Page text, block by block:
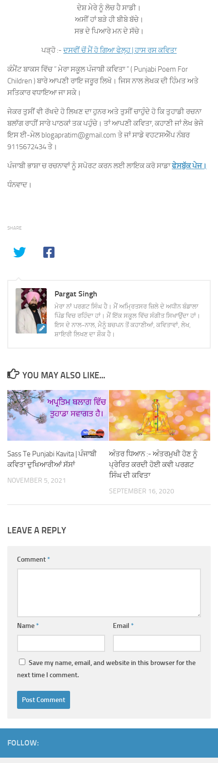
ਦੇਸ਼ ਮੇਰੇ ਨੂੰ ਲੋਚ ਹੈ ਸਾਡੀ।
ਅਸੀਂ ਹਾਂ ਬੜੇ ਹੀ ਬੀਬੇ ਬੱਚੇ।
ਸਭ ਦੇ ਪਿਆਰੇ ਮਨ ਦੇ ਸੱਚੇ।
ਪੜ੍ਹੋ :- ਦਸਵੀਂ ਚੋਂ ਮੈਂ ਹੋ ਗਿਆ ਫੇਲ੍ਹ | ਹਾਸ ਰਸ ਕਵਿਤਾ
ਕੰਮੈਂਟ ਬਾਕਸ ਵਿੱਚ ” ਮੇਰਾ ਸਕੂਲ ਪੰਜਾਬੀ ਕਵਿਤਾ ” ( Punjabi Poem For
Children ) ਬਾਰੇ ਆਪਣੀ ਰਾਇ ਜਰੂਰ ਲਿਖੋ। ਜਿਸ ਨਾਲ ਲੇਖਕ ਦੀ ਹਿੰਮਤ ਅਤੇ
ਸਤਿਕਾਰ ਵਧਾਇਆ ਜਾ ਸਕੇ।
ਜੇਕਰ ਤੁਸੀਂ ਵੀ ਰੱਖਦੇ ਹੋ ਲਿਖਣ ਦਾ ਹੁਨਰ ਅਤੇ ਤੁਸੀਂ ਚਾਹੁੰਦੇ ਹੋ ਕਿ ਤੁਹਾਡੀ ਰਚਨਾ
ਬਲਾੱਗ ਰਾਹੀਂ ਸਾਰੇ ਪਾਠਕਾਂ ਤਕ ਪਹੁੰਚੇ। ਤਾਂ ਆਪਣੀ ਕਵਿਤਾ, ਕਹਾਣੀ ਜਾਂ ਲੇਖ ਭੇਜੋ
ਇਸ ਈ-ਮੇਲ blogapratim@gmail.com ਤੇ ਜਾਂ ਸਾਡੇ ਵਹਟਸਐੱਪ ਨੰਬਰ
9115672434 ਤੇ।
ਪੰਜਾਬੀ ਭਾਸ਼ਾ ਚ ਰਚਨਾਵਾਂ ਨੂੰ ਸਪੋਰਟ ਕਰਨ ਲਈ ਲਾਇਕ ਕਰੋ ਸਾਡਾਫੇਸਬੁੱਕ ਪੇਜ।
ਧੰਨਵਾਦ।
SHARE
Pargat Singh
ਮੇਰਾ ਨਾਂ ਪਰਗਟ ਸਿੰਘ ਹੈ। ਮੈਂ ਅਮ੍ਰਿਤਸਰ ਜ਼ਿਲੇ ਦੇ ਅਧੀਨ ਬੰਡਾਲਾ
ਪਿੰਡ ਵਿਚ ਰਹਿੰਦਾ ਹਾਂ। ਮੈਂ ਇੱਕ ਸਕੂਲ ਵਿੱਚ ਸੰਗੀਤ ਸਿਖਾਉਂਦਾ ਹਾਂ।
ਇਸ ਦੇ ਨਾਲ-ਨਾਲ, ਮੈਨੂੰ ਬਚਪਨ ਤੋਂ ਕਹਾਣੀਆਂ, ਕਵਿਤਾਵਾਂ, ਲੇਖ,
ਸ਼ਾਇਰੀ ਲਿਖਣ ਦਾ ਸ਼ੌਕ ਹੈ।
YOU MAY ALSO LIKE...
Sass Te Punjabi Kavita | ਪੰਜਾਬੀ
ਕਵਿਤਾ ਦੁਖਿਆਰੀਆਂ ਸੱਸਾਂ
NOVEMBER 5, 2021
ਅੰਤਰ ਧਿਆਨ :- ਅੰਤਰਮੁਖੀ ਹੋਣ ਨੂੰ
ਪ੍ਰੇਰਿਤ ਕਰਦੀ ਹੋਈ ਕਵੀ ਪਰਗਟ
ਸਿੰਘ ਦੀ ਕਵਿਤਾ
SEPTEMBER 16, 2020
LEAVE A REPLY
Comment*
Name* Email *
Save my name, email, and website in this browser for the
next time I comment.
FOLLOW: